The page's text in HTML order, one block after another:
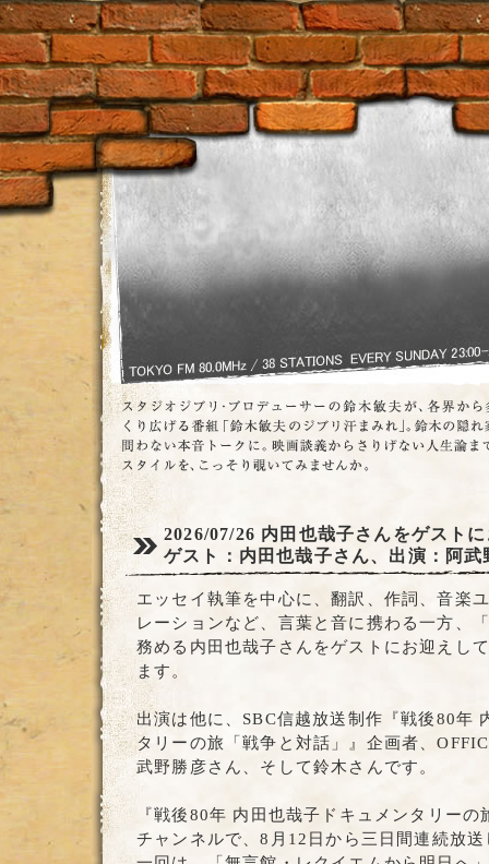
2026/07/26 内田也哉子さんをゲスト
ゲスト：内田也哉子さん、出演：阿武
エッセイ執筆を中心に、翻訳、作詞、音楽
レーションなど、言葉と音に携わる一方、
務める内田也哉子さんをゲストにお迎えし
ます。
出演は他に、SBC信越放送制作『戦後80年
タリーの旅「戦争と対話」』企画者、
武野勝彦さん、そして鈴木さんです。
『戦後80年 内田也哉子ドキュメンタリー
チャンネルで、8月12日から三日間連続放